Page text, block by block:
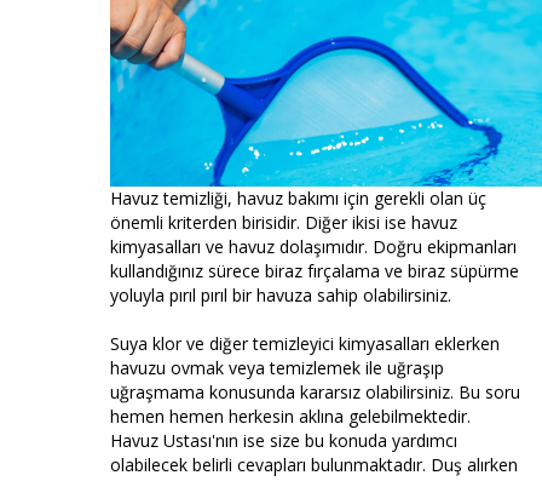
Havuz temizliği, havuz bakımı için gerekli olan üç
önemli kriterden birisidir. Diğer ikisi ise havuz
kimyasalları ve havuz dolaşımıdır. Doğru ekipmanları
kullandığınız sürece biraz fırçalama ve biraz süpürme
yoluyla pırıl pırıl bir havuza sahip olabilirsiniz.
Suya klor ve diğer temizleyici kimyasalları eklerken
havuzu ovmak veya temizlemek ile uğraşıp
uğraşmama konusunda kararsız olabilirsiniz. Bu soru
hemen hemen herkesin aklına gelebilmektedir.
Havuz Ustası'nın ise size bu konuda yardımcı
olabilecek belirli cevapları bulunmaktadır. Duş alırken